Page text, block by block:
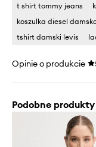
t shirt tommy jeans
koszulka diesel
tshirt damski levis
Opinie o produkcie
Podobne produkty